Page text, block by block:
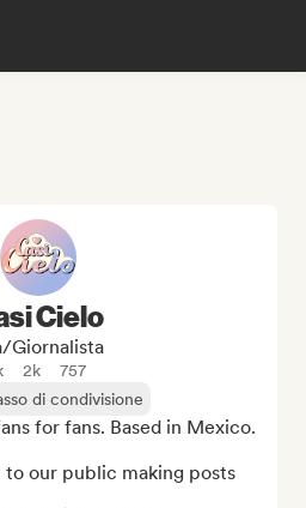
Cielo
Giornalista
2k
757
di condivisione
for fans. Based in Mexico.
our public making posts